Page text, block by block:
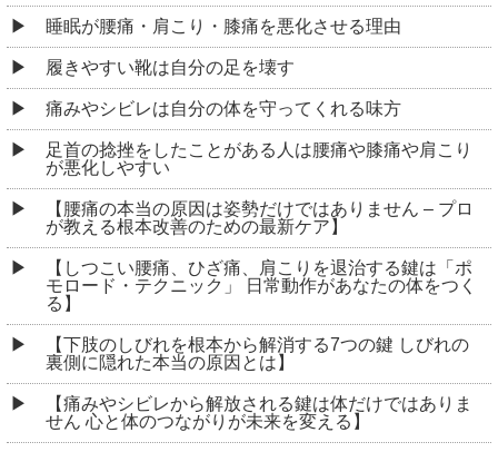
睡眠が腰痛・肩こり・膝痛を悪化させる理由
履きやすい靴は自分の足を壊す
痛みやシビレは自分の体を守ってくれる味方
足首の捻挫をしたことがある人は腰痛や膝痛や肩こり
が悪化しやすい
【腰痛の本当の原因は姿勢だけではありません – プロ
が教える根本改善のための最新ケア】
【しつこい腰痛、ひざ痛、肩こりを退治する鍵は「ポ
モロード・テクニック」 日常動作があなたの体をつく
る】
【下肢のしびれを根本から解消する7つの鍵 しびれの
裏側に隠れた本当の原因とは】
【痛みやシビレから解放される鍵は体だけではありま
せん 心と体のつながりが未来を変える】